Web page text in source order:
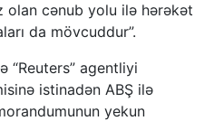
olan cənub yolu ilə hərəkət
da mövcuddur”.
“Reuters” agentliyi
istinadən ABŞ ilə
yekun